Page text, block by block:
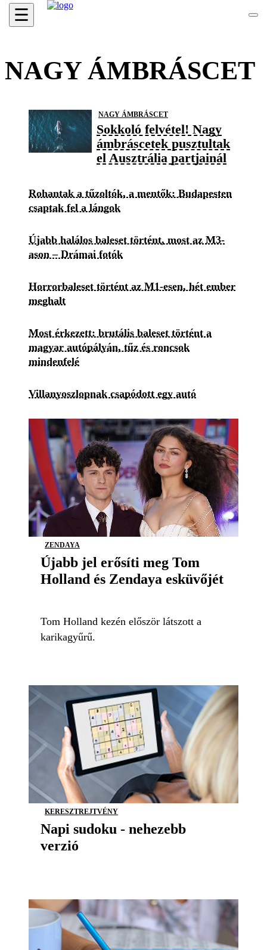
☰
NAGY ÁMBRÁSCET
NAGY ÁMBRÁSCET
Sokkoló felvétel! Nagy
ámbráscetek pusztultak
el Ausztrália partjainál
Rohantak a tűzoltók, a mentők: Budapesten
csaptak fel a lángok
Újabb halálos baleset történt, most az M3-
ason – Drámai fotók
Horrorbaleset történt az M1-esen, hét ember
meghalt
Most érkezett: brutális baleset történt a
magyar autópályán, tűz és roncsok
mindenfelé
Villanyoszlopnak csapódott egy autó
ZENDAYA
Újabb jel erősíti meg Tom
Holland és Zendaya esküvőjét
Tom Holland kezén először látszott a
karikagyűrű.
KERESZTREJTVÉNY
Napi sudoku - nehezebb
verzió